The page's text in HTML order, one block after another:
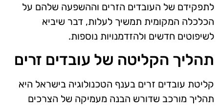
לתפקידם של העובדים הזרים וההשפעה שלהם על
הכלכלה המקומית תמשיך לעלות, דבר שיביא
לשיפוטים חדשים ולהזדמנויות נוספות.
תהליך הקליטה של עובדים זרים
קליטת עובדים זרים בענף הטכנולוגיה בישראל היא
תהליך מורכב שדורש הבנה מעמיקה של הצרכים